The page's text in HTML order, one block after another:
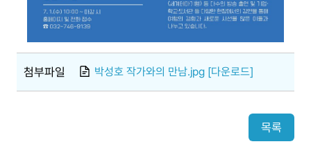
첨부파일 박성호 작가와의 만남.jpg [다운로드]
목록